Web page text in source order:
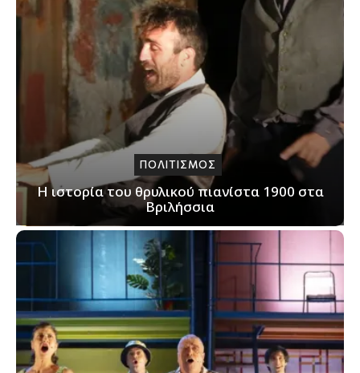
ΠΟΛΙΤΙΣΜΟΣ
Η ιστορία του θρυλικού πιανίστα 1900 στα
Βριλήσσια